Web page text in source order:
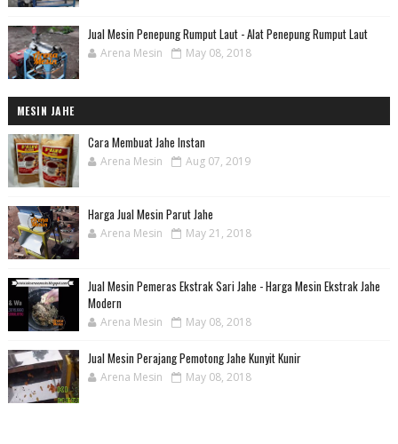
Jual Mesin Penepung Rumput Laut - Alat Penepung Rumput Laut
Arena Mesin May 08, 2018
MESIN JAHE
Cara Membuat Jahe Instan
Arena Mesin Aug 07, 2019
Harga Jual Mesin Parut Jahe
Arena Mesin May 21, 2018
Jual Mesin Pemeras Ekstrak Sari Jahe - Harga Mesin Ekstrak Jahe
Modern
Arena Mesin May 08, 2018
Jual Mesin Perajang Pemotong Jahe Kunyit Kunir
Arena Mesin May 08, 2018